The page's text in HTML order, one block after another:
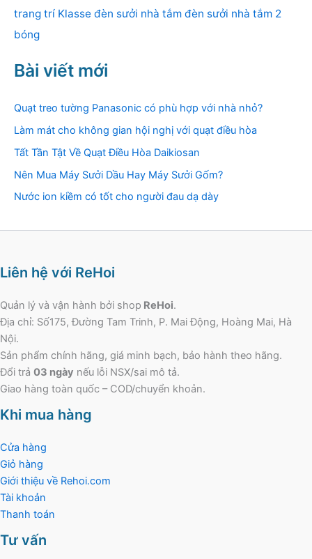
trang trí Klasse đèn sưởi nhà tắm đèn sưởi nhà tắm 2
bóng
Bài viết mới
Quạt treo tường Panasonic có phù hợp với nhà nhỏ?
Làm mát cho không gian hội nghị với quạt điều hòa
Tất Tần Tật Về Quạt Điều Hòa Daikiosan
Nên Mua Máy Sưởi Dầu Hay Máy Sưởi Gốm?
Nước ion kiềm có tốt cho người đau dạ dày
Liên hệ với ReHoi
Quản lý và vận hành bởi shop ReHoi.
Địa chỉ: Số175, Đường Tam Trinh, P. Mai Động, Hoàng Mai, Hà
Nội.
Sản phẩm chính hãng, giá minh bạch, bảo hành theo hãng.
Đổi trả 03 ngày nếu lỗi NSX/sai mô tả.
Giao hàng toàn quốc – COD/chuyển khoản.
Khi mua hàng
Cửa hàng
Giỏ hàng
Giới thiệu về Rehoi.com
Tài khoản
Thanh toán
Tư vấn